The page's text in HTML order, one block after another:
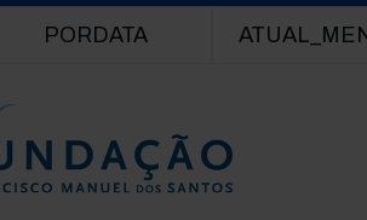
PORDATA